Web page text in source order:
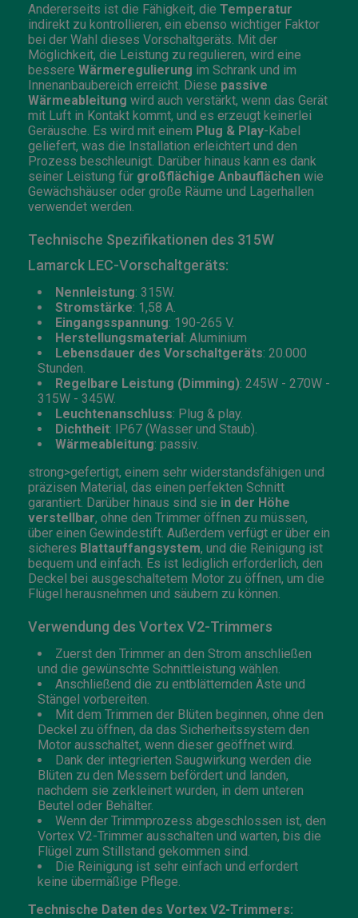
Andererseits ist die Fähigkeit, die Temperatur
indirekt zu kontrollieren, ein ebenso wichtiger Faktor
bei der Wahl dieses Vorschaltgeräts. Mit der
Möglichkeit, die Leistung zu regulieren, wird eine
bessere Wärmeregulierung im Schrank und im
Innenanbaubereich erreicht. Diese passive
Wärmeableitung wird auch verstärkt, wenn das Gerät
mit Luft in Kontakt kommt, und es erzeugt keinerlei
Geräusche. Es wird mit einem Plug & Play-Kabel
geliefert, was die Installation erleichtert und den
Prozess beschleunigt. Darüber hinaus kann es dank
seiner Leistung für großflächige Anbauflächen wie
Gewächshäuser oder große Räume und Lagerhallen
verwendet werden.
Technische Spezifikationen des 315W
Lamarck LEC-Vorschaltgeräts:
Nennleistung: 315W.
Stromstärke: 1,58 A.
Eingangsspannung: 190-265 V.
Herstellungsmaterial: Aluminium
Lebensdauer des Vorschaltgeräts: 20.000
Stunden.
Regelbare Leistung (Dimming): 245W - 270W -
315W - 345W.
Leuchtenanschluss: Plug & play.
Dichtheit: IP67 (Wasser und Staub).
Wärmeableitung: passiv.
strong>gefertigt, einem sehr widerstandsfähigen und
präzisen Material, das einen perfekten Schnitt
garantiert. Darüber hinaus sind sie in der Höhe
verstellbar, ohne den Trimmer öffnen zu müssen,
über einen Gewindestift. Außerdem verfügt er über ein
sicheres Blattauffangsystem, und die Reinigung ist
bequem und einfach. Es ist lediglich erforderlich, den
Deckel bei ausgeschaltetem Motor zu öffnen, um die
Flügel herausnehmen und säubern zu können.
Verwendung des Vortex V2-Trimmers
Zuerst den Trimmer an den Strom anschließen
und die gewünschte Schnittleistung wählen.
Anschließend die zu entblätternden Äste und
Stängel vorbereiten.
Mit dem Trimmen der Blüten beginnen, ohne den
Deckel zu öffnen, da das Sicherheitssystem den
Motor ausschaltet, wenn dieser geöffnet wird.
Dank der integrierten Saugwirkung werden die
Blüten zu den Messern befördert und landen,
nachdem sie zerkleinert wurden, in dem unteren
Beutel oder Behälter.
Wenn der Trimmprozess abgeschlossen ist, den
Vortex V2-Trimmer ausschalten und warten, bis die
Flügel zum Stillstand gekommen sind.
Die Reinigung ist sehr einfach und erfordert
keine übermäßige Pflege.
Technische Daten des Vortex V2-Trimmers: